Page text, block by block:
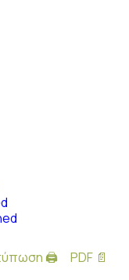
🖨 PDF 📄